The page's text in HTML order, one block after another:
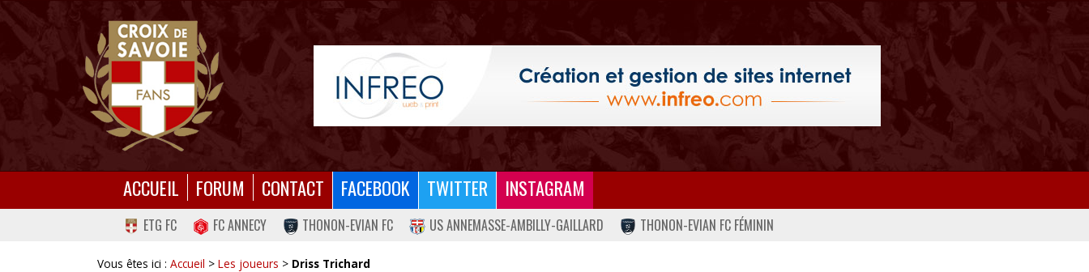
ACCUEIL FORUM CONTACT FACEBOOK TWITTER INSTAGRAM
ETG FC FC ANNECY THONON-EVIAN FC US ANNEMASSE-AMBILLY-GAILLARD THONON-EVIAN FC FÉMININ
Vous êtes ici : Accueil > Les joueurs > Driss Trichard